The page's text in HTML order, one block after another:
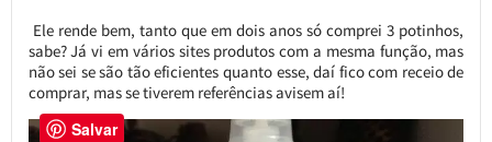
Ele rende bem, tanto que em dois anos só comprei 3 potinhos,
sabe? Já vi em vários sites produtos com a mesma função, mas
não sei se são tão eficientes quanto esse, daí fico com receio de
comprar, mas se tiverem referências avisem aí!
Salvar